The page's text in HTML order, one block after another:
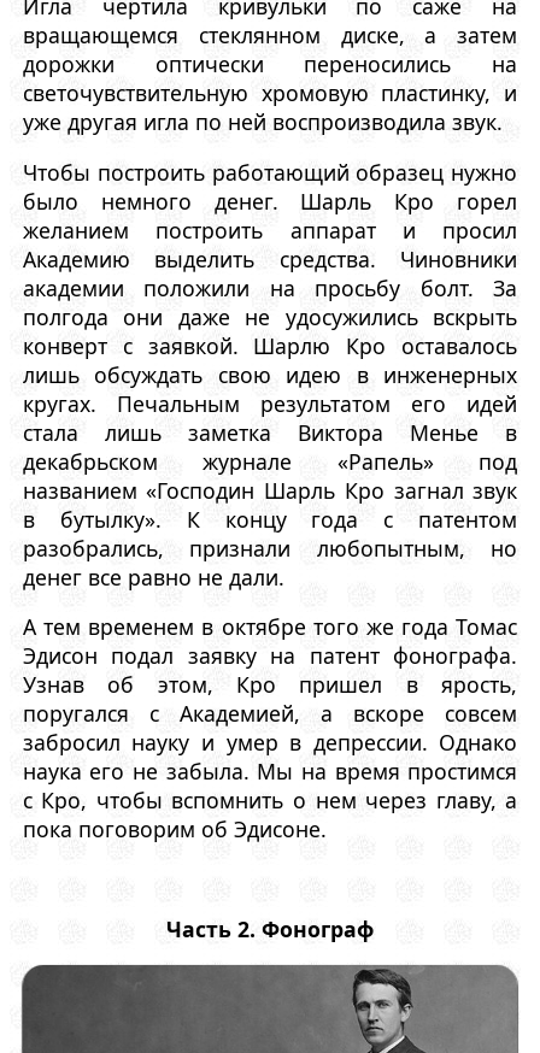
Игла чертила кривульки по саже на
вращающемся стеклянном диске, а затем
дорожки оптически переносились на
светочувствительную хромовую пластинку, и
уже другая игла по ней воспроизводила звук.
Чтобы построить работающий образец нужно
было немного денег. Шарль Кро горел
желанием построить аппарат и просил
Академию выделить средства. Чиновники
академии положили на просьбу болт. За
полгода они даже не удосужились вскрыть
конверт с заявкой. Шарлю Кро оставалось
лишь обсуждать свою идею в инженерных
кругах. Печальным результатом его идей
стала лишь заметка Виктора Менье в
декабрьском журнале «Рапель» под
названием «Господин Шарль Кро загнал звук
в бутылку». К концу года с патентом
разобрались, признали любопытным, но
денег все равно не дали.
А тем временем в октябре того же года Томас
Эдисон подал заявку на патент фонографа.
Узнав об этом, Кро пришел в ярость,
поругался с Академией, а вскоре совсем
забросил науку и умер в депрессии. Однако
наука его не забыла. Мы на время простимся
с Кро, чтобы вспомнить о нем через главу, а
пока поговорим об Эдисоне.
Часть 2. Фонограф